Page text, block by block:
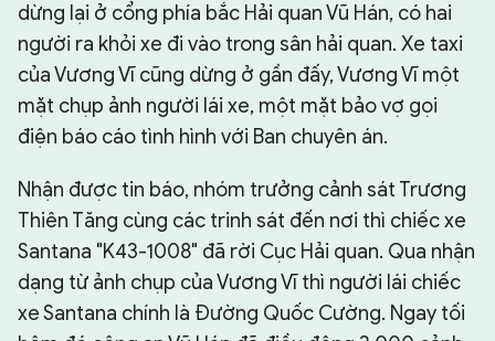
dừng lại ở cổng phía bắc Hải quan Vũ Hán, có hai
người ra khỏi xe đi vào trong sân hải quan. Xe taxi
của Vương Vĩ cũng dừng ở gần đấy, Vương Vĩ một
mặt chụp ảnh người lái xe, một mặt bảo vợ gọi
điện báo cáo tình hình với Ban chuyên án.
Nhận được tin báo, nhóm trưởng cảnh sát Trương
Thiên Tăng cùng các trinh sát đến nơi thì chiếc xe
Santana "K43-1008" đã rời Cục Hải quan. Qua nhận
dạng từ ảnh chụp của Vương Vĩ thì người lái chiếc
xe Santana chính là Đường Quốc Cường. Ngay tối